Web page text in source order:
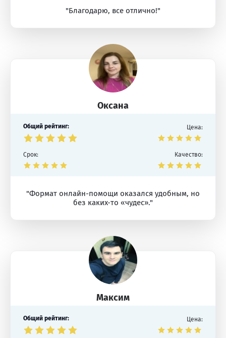
"Благодарю, все отлично!"
Оксана
Общий рейтинг: Цена:
Срок: Качество:
"Формат онлайн-помощи оказался удобным, но
без каких-то «чудес»."
Максим
Общий рейтинг: Цена: